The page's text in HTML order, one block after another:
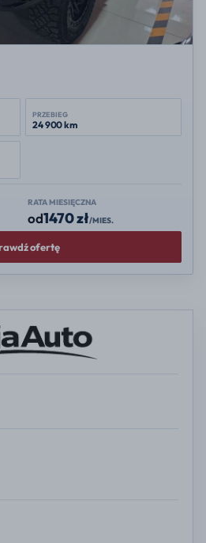
PRZEBIEG
24 900 km
RATA MIESIĘCZNA
od1470 zł/MIES.
ofertę